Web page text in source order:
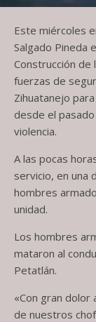
Este miércoles
Salgado Pineda
Construcción de
fuerzas de
Zihuatanejo
desde el
violencia.
A las pocas
servicio, en una
hombres
unidad.
Los hombres
mataron al
Petatlán.
«Con gran dolor
de nuestros